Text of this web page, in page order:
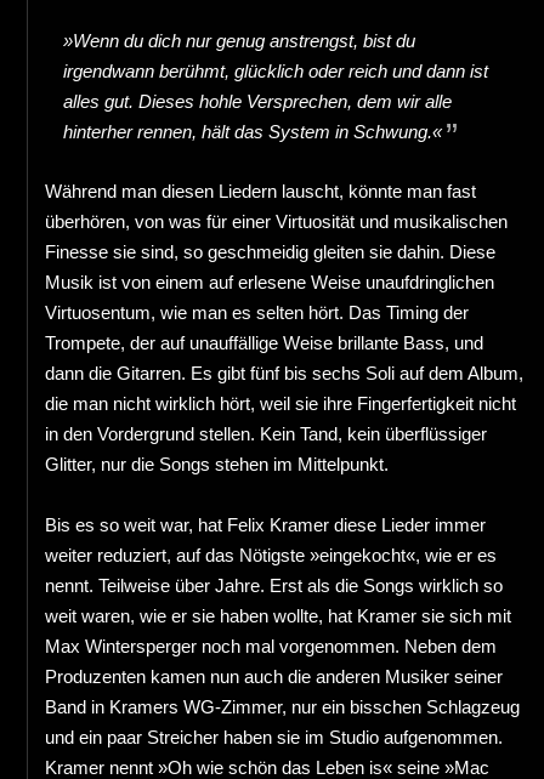
»Wenn du dich nur genug anstrengst, bist du
irgendwann berühmt, glücklich oder reich und dann ist
alles gut. Dieses hohle Versprechen, dem wir alle
hinterher rennen, hält das System in Schwung.«
Während man diesen Liedern lauscht, könnte man fast
überhören, von was für einer Virtuosität und musikalischen
Finesse sie sind, so geschmeidig gleiten sie dahin. Diese
Musik ist von einem auf erlesene Weise unaufdringlichen
Virtuosentum, wie man es selten hört. Das Timing der
Trompete, der auf unauffällige Weise brillante Bass, und
dann die Gitarren. Es gibt fünf bis sechs Soli auf dem Album,
die man nicht wirklich hört, weil sie ihre Fingerfertigkeit nicht
in den Vordergrund stellen. Kein Tand, kein überflüssiger
Glitter, nur die Songs stehen im Mittelpunkt.
Bis es so weit war, hat Felix Kramer diese Lieder immer
weiter reduziert, auf das Nötigste »eingekocht«, wie er es
nennt. Teilweise über Jahre. Erst als die Songs wirklich so
weit waren, wie er sie haben wollte, hat Kramer sie sich mit
Max Wintersperger noch mal vorgenommen. Neben dem
Produzenten kamen nun auch die anderen Musiker seiner
Band in Kramers WG-Zimmer, nur ein bisschen Schlagzeug
und ein paar Streicher haben sie im Studio aufgenommen.
Kramer nennt »Oh wie schön das Leben is« seine »Mac